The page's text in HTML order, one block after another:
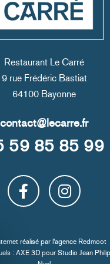
Restaurant Le Carré
9 rue Frédéric Bastiat
64100 Bayonne
59 85 85 99
réalisé par l'agence Redmoot
: AXE 3D pour Studio Jean